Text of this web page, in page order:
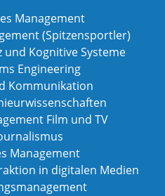
Management
(Spitzensportler)
Kognitive Systeme
Engineering
Kommunikation
Film und TV
Management
in digitalen Medien